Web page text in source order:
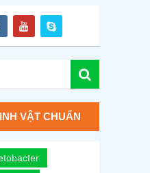
VẬT CHUẨN